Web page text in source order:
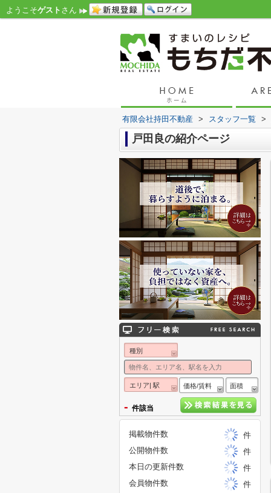
ようこそゲスト さん
有限会社持田不動産 > スタッフ一覧 >
戸田良の紹介ページ
種別
エリア| 駅 価格/賃料 面積
- 件該当
掲載物件数
件
公開物件数
件
本日の更新件数
件
会員物件数
件